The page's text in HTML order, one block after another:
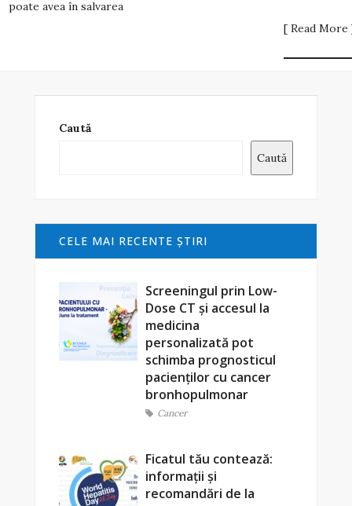
poate avea în salvarea
[ Read More
Caută
Caută
CELE MAI RECENTE ŞTIRI
Screeningul prin Low-
Dose CT și accesul la
medicina
personalizată pot
schimba prognosticul
pacienților cu cancer
bronhopulmonar
Cancer
Ficatul tău contează:
informații și
recomandări de la